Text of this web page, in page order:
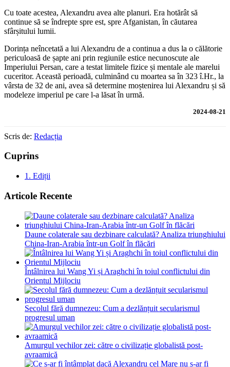
Cu toate acestea, Alexandru avea alte planuri. Era hotărât să
continue să se îndrepte spre est, spre Afganistan, în căutarea
sfârșitului lumii.
Dorința neîncetată a lui Alexandru de a continua a dus la o călătorie
periculoasă de șapte ani prin regiunile estice necunoscute ale
Imperiului Persan, care a testat limitele fizice și mentale ale marelui
cuceritor. Această perioadă, culminând cu moartea sa în 323 î.Hr., la
vârsta de 32 de ani, avea să determine moștenirea lui Alexandru și să
modeleze imperiul pe care l-a lăsat în urmă.
2024-08-21
Scris de: Redacția
Cuprins
1. Ediții
Articole Recente
Daune colaterale sau dezbinare calculată? Analiza triunghiului
China-Iran-Arabia într-un Golf în flăcări
Întâlnirea lui Wang Yi și Araghchi în toiul conflictului din
Orientul Mijlociu
Secolul fără dumnezeu: Cum a dezlănțuit secularismul
progresul uman
Amurgul vechilor zei: către o civilizație globalistă post-
avraamică